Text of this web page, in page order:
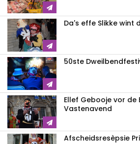
Da's effe Slikke wint
50ste
Ellef Gebooje vor de
Vastenavend
Afscheidsresèpsie